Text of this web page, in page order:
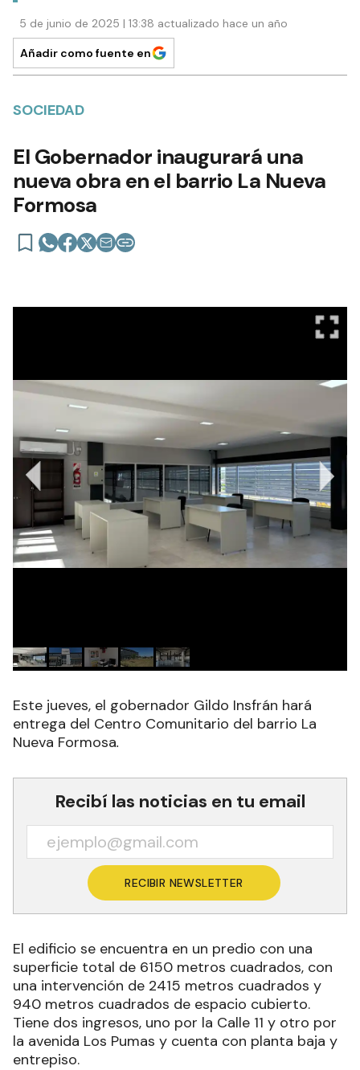
5 de junio de 2025 | 13:38 actualizado hace un año
Añadir como fuente en
SOCIEDAD
El Gobernador inaugurará una
nueva obra en el barrio La Nueva
Formosa
Este jueves, el gobernador Gildo Insfrán hará
entrega del Centro Comunitario del barrio La
Nueva Formosa.
Recibí las noticias en tu email
RECIBIR NEWSLETTER
El edificio se encuentra en un predio con una
superficie total de 6150 metros cuadrados, con
una intervención de 2415 metros cuadrados y
940 metros cuadrados de espacio cubierto.
Tiene dos ingresos, uno por la Calle 11 y otro por
la avenida Los Pumas y cuenta con planta baja y
entrepiso.